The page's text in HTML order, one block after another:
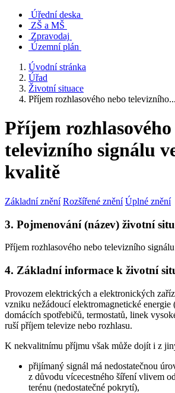
Úřední deska
ZŠ a MŠ
Zpravodaj
Územní plán
Úvodní stránka
Úřad
Životní situace
Příjem rozhlasového nebo televizního...
Příjem rozhlasového
televizního signálu
kvalitě
Základní znění Rozšířené znění Úplné znění
3. Pojmenování (název) životní
Příjem rozhlasového nebo televizního
4. Základní informace k životní
Provozem elektrických a elektronických
vzniku nežádoucí elektromagnetické energie
domácích spotřebičů, termostatů, linek
ruší příjem televize nebo rozhlasu.
K nekvalitnímu příjmu však může dojít i z
přijímaný signál má nedostatečnou
z důvodu vícecestného šíření vlivem
terénu (nedostatečné pokrytí),